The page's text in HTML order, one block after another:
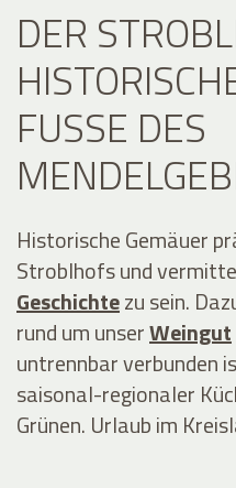
DER
FUSSE DES M
Historische Gemäuer
Stroblhofs und
Geschichtezu sein.
rund um unserWeingut
untrennbar verbunden
saisonal-regionaler
Grünen. Urlaub im